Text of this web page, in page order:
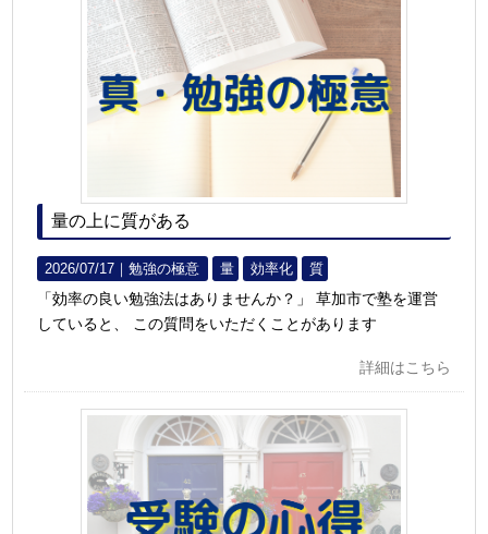
量の上に質がある
2026/07/17｜勉強の極意 量 効率化 質
「効率の良い勉強法はありませんか？」 草加市で塾を運営
していると、 この質問をいただくことがあります
詳細はこちら